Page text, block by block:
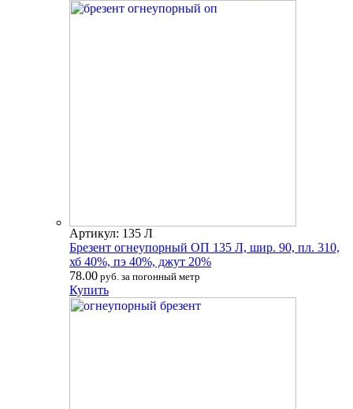
Артикул: 135 Л
Брезент огнеупорный ОП 135 Л, шир. 90, пл. 310,
хб 40%, пэ 40%, джут 20%
78.00 руб. за погонный метр
Купить